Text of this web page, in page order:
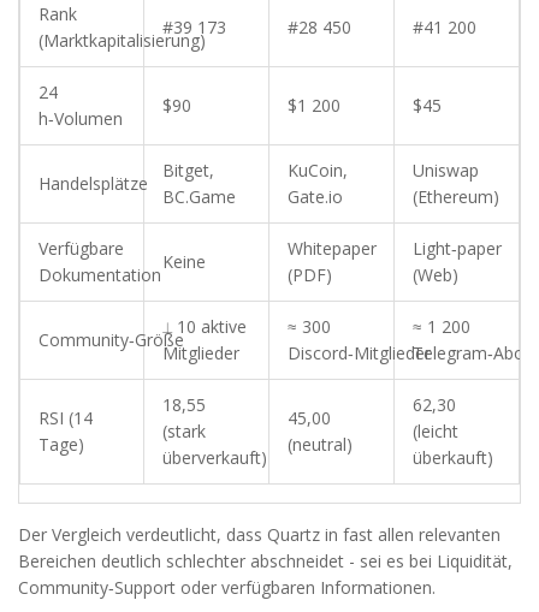
Rank
(Marktkapitalisierung)
#39 173 #28 450 #41 200
24
h‑Volumen
$90 $1 200 $45
Handelsplätze
Bitget,
BC.Game
KuCoin,
Gate.io
Uniswap
(Ethereum)
Verfügbare
Dokumentation
Keine
Whitepaper
(PDF)
Light‑paper
(Web)
Community‑Größe
⟂ 10 aktive
Mitglieder
≈ 300
Discord‑Mitglieder
≈ 1 200
RSI (14
Tage)
18,55
(stark
überverkauft)
45,00
(neutral)
62,30
(leicht
überkauft)
Der Vergleich verdeutlicht, dass Quartz in fast allen relevanten
Bereichen deutlich schlechter abschneidet - sei es bei Liquidität,
Community‑Support oder verfügbaren Informationen.